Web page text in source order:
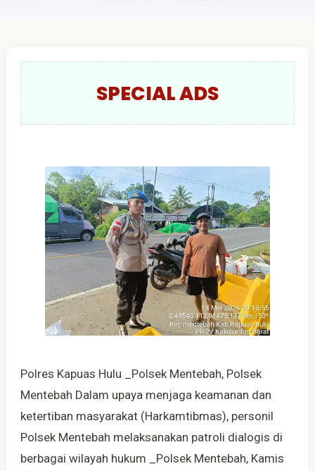
SPECIAL ADS
Polres Kapuas Hulu _Polsek Mentebah, Polsek
Mentebah Dalam upaya menjaga keamanan dan
ketertiban masyarakat (Harkamtibmas), personil
Polsek Mentebah melaksanakan patroli dialogis di
berbagai wilayah hukum _Polsek Mentebah, Kamis